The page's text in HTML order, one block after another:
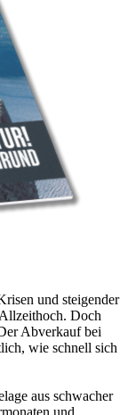
und steigender
Doch
Abverkauf bei
wie schnell sich
aus schwacher
und